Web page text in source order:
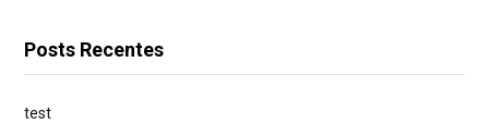
Posts Recentes
test